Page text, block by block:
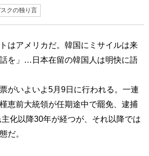
クの独り言
はアメリカだ。韓国にミサイルは来
を」…日本在留の韓国人は明快に語
がいよいよ5月9日に行われる。一連
恵前大統領が任期途中で罷免、逮捕
化以降30年が経つが、それ以降では
だ。